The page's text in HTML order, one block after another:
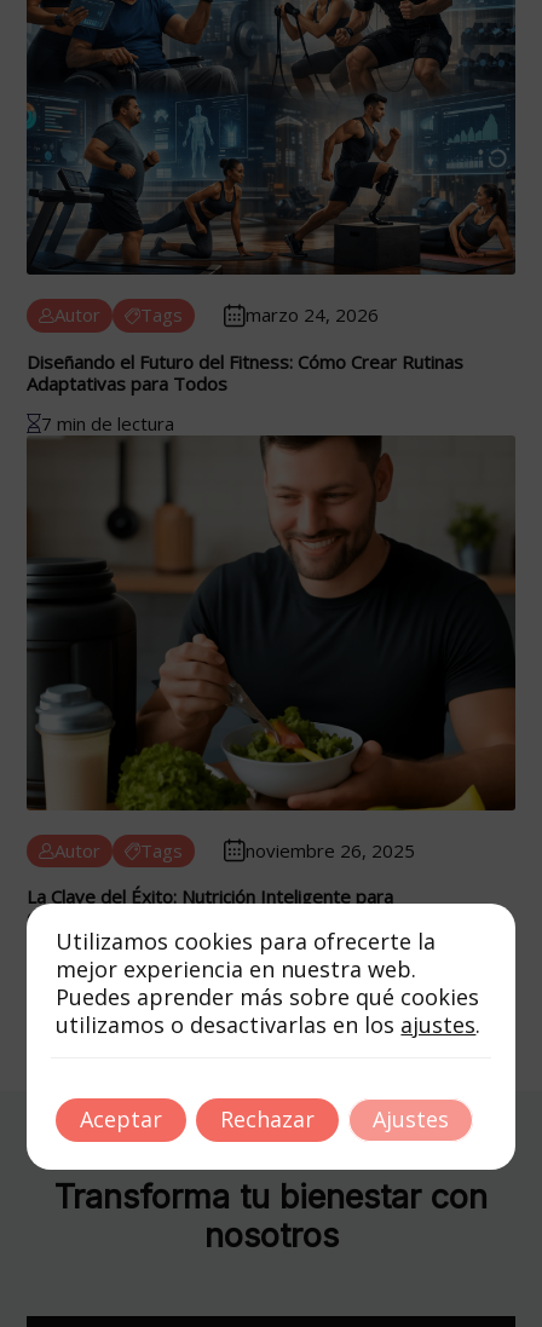
Autor Tags
marzo 24, 2026
Diseñando el Futuro del Fitness: Cómo Crear Rutinas
Adaptativas para Todos
7 min de lectura
Autor Tags
noviembre 26, 2025
La Clave del Éxito: Nutrición Inteligente para
Complementar tu Programa de Entrenamiento
7 min de lectura
Transforma tu bienestar con
nosotros
Utilizamos cookies para ofrecerte la
mejor experiencia en nuestra web.
Puedes aprender más sobre qué cookies
utilizamos o desactivarlas en los ajustes.
Aceptar Rechazar Ajustes